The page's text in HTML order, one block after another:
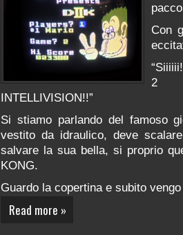
Con
2
INTELLIVISION!!”
Si stiamo parlando del famoso
vestito da idraulico, deve
salvare la sua bella, si proprio
KONG.
Guardo la copertina e subito
Read more »